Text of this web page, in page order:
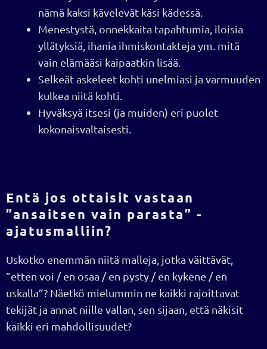
nämä kaksi kävelevät käsi kädessä.
Menestystä, onnekkaita tapahtumia, iloisia
yllätyksiä, ihania ihmiskontakteja ym. mitä
vain elämääsi kaipaatkin lisää.
Selkeät askeleet kohti unelmiasi ja varmuuden
kulkea niitä kohti.
Hyväksyä itsesi (ja muiden) eri puolet
kokonaisvaltaisesti.
Entä jos ottaisit vastaan
”ansaitsen vain parasta” -
ajatusmalliin?
Uskotko enemmän niitä malleja, jotka väittävät,
”etten voi / en osaa / en pysty / en kykene / en
uskalla”? Näetkö mielummin ne kaikki rajoittavat
tekijät ja annat niille vallan, sen sijaan, että näkisit
kaikki eri mahdollisuudet?